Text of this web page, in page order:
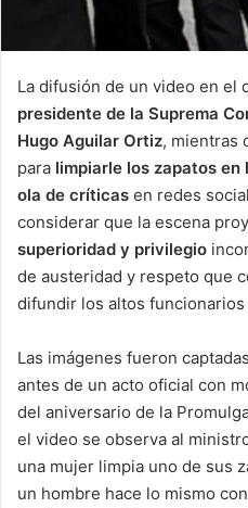
La difusión de un video en el
presidente de la Suprema
Hugo Aguilar Ortiz, mientras
para limpiarle los zapatos en
ola de críticas en redes
considerar que la escena
superioridad y privilegio
de austeridad y respeto que
difundir los altos
Las imágenes fueron
antes de un acto oficial con
del aniversario de la
el video se observa al
una mujer limpia uno de sus
un hombre hace lo mismo